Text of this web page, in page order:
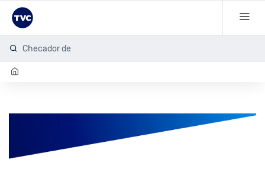
Checador de h